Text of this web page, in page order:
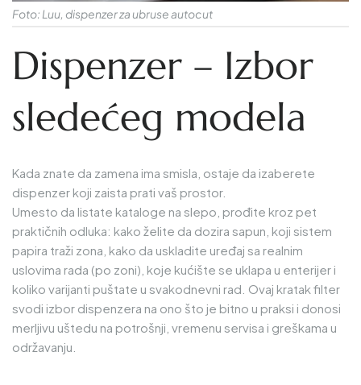
Foto: Luu, dispenzer za ubruse autocut
Dispenzer – Izbor
sledećeg modela
Kada znate da zamena ima smisla, ostaje da izaberete
dispenzer koji zaista prati vaš prostor.
Umesto da listate kataloge na slepo, prođite kroz pet
praktičnih odluka: kako želite da dozira sapun, koji sistem
papira traži zona, kako da uskladite uređaj sa realnim
uslovima rada (po zoni), koje kućište se uklapa u enterijer i
koliko varijanti puštate u svakodnevni rad. Ovaj kratak filter
svodi izbor dispenzera na ono što je bitno u praksi i donosi
merljivu uštedu na potrošnji, vremenu servisa i greškama u
održavanju.